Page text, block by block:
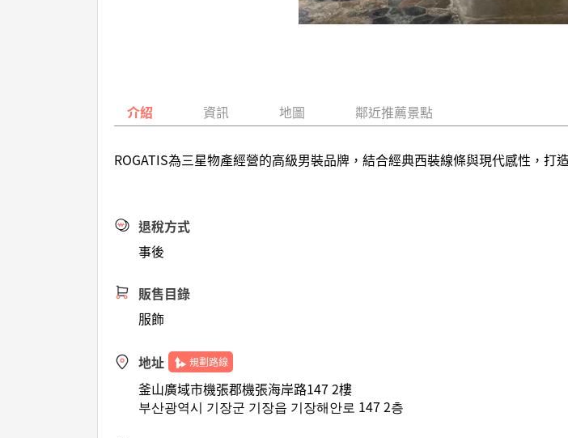
介紹 資訊 地圖 鄰近推薦景點
ROGATIS為三星物產經營的高級男裝品牌，結合經典西裝線條與現代感性，
退稅方式
事後
販售目錄
服飾
地址 規劃路線
釜山廣域市機張郡機張海岸路147 2樓
부산광역시 기장군 기장읍 기장해안로 147 2층